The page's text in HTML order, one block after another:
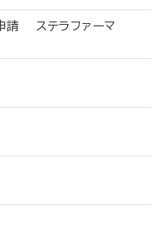
請 ステラファーマ